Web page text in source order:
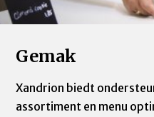
Gemak
Xandrion biedt
assortiment en menu